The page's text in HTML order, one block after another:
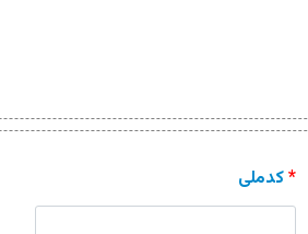
*کدملی